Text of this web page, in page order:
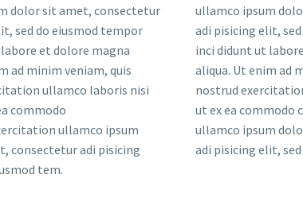
dolor sit amet, consectetur
sed do eiusmod tempor
et dolore magna
ad minim veniam, quis
ullamco laboris nisi
commodo
ullamco ipsum
consectetur adi pisicing
tem.
ullamco ipsum
adi pisicing elit,
inci didunt ut
aliqua. Ut enim ad
nostrud
ut ex ea commodo
ullamco ipsum
adi pisicing elit,